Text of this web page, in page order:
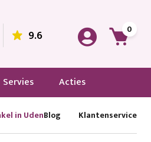
9.6 0
Servies Acties
in UdenBlog Klantenservice